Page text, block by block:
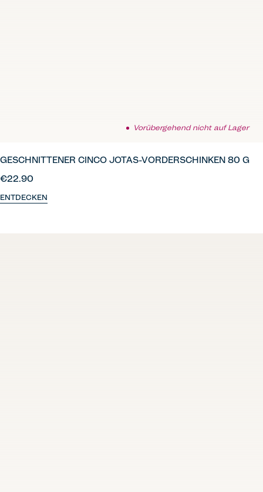
Vorübergehend nicht auf Lager
GESCHNITTENER CINCO JOTAS-VORDERSCHINKEN 80 G
€22.90
ENTDECKEN